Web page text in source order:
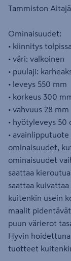
Tammiston
Ominaisuudet:
• kiinnitys
• väri: valkoinen
• puulaji:
• leveys 550 mm
• korkeus 300
• vahvuus 28 mm
• hyötyleveys 50
•
ominaisuudet,
ominaisuudet
saattaa
saattaa
kuitenkin usein
maalit
puun värierot
Hyvin
tuotteet